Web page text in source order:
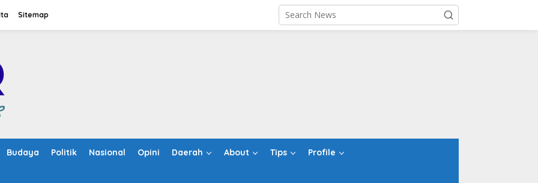
Sitemap
Budaya Politik Nasional Opini Daerah About Tips Profile